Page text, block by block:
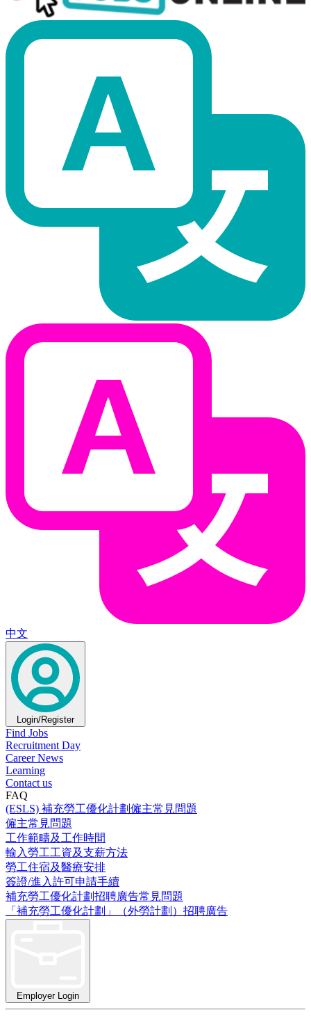
中文
Login/Register
Find Jobs
Recruitment Day
Career News
Learning
Contact us
FAQ
(ESLS) 補充勞工優化計劃僱主常見問題
僱主常見問題
工作範疇及工作時間
輸入勞工工資及支薪方法
勞工住宿及醫療安排
簽證/進入許可申請手續
補充勞工優化計劃招聘廣告常見問題
「補充勞工優化計劃」（外勞計劃）招聘廣告
Employer Login